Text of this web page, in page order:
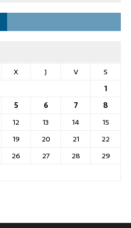
X J V
S
1
5 6 7
8
12 13 14
15
19 20 21
22
26 27 28
29